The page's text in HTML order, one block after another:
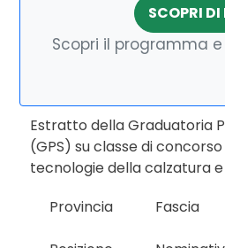
SCOPRI DI
Scopri il programma
Estratto della Graduatoria
(GPS) su classe di
tecnologie della calzatura
Provincia
Fascia